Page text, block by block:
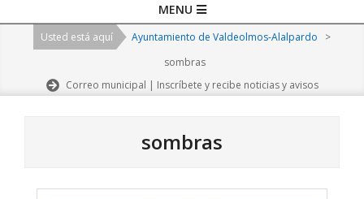
Navigation
MENU
Usted está aquí Ayuntamiento de Valdeolmos-Alalpardo
>
sombras
Correo municipal | Inscríbete y recibe noticias y avisos
sombras